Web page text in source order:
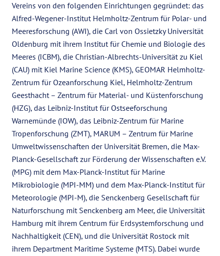
Vereins von den folgenden Einrichtungen gegründet: das
Alfred-Wegener-Institut Helmholtz-Zentrum für Polar- und
Meeresforschung (AWI), die Carl von Ossietzky Universität
Oldenburg mit ihrem Institut für Chemie und Biologie des
Meeres (ICBM), die Christian-Albrechts-Universität zu Kiel
(CAU) mit Kiel Marine Science (KMS), GEOMAR Helmholtz-
Zentrum für Ozeanforschung Kiel, Helmholtz-Zentrum
Geesthacht – Zentrum für Material- und Küstenforschung
(HZG), das Leibniz-Institut für Ostseeforschung
Warnemünde (IOW), das Leibniz-Zentrum für Marine
Tropenforschung (ZMT), MARUM – Zentrum für Marine
Umweltwissenschaften der Universität Bremen, die Max-
Planck-Gesellschaft zur Förderung der Wissenschaften e.V.
(MPG) mit dem Max-Planck-Institut für Marine
Mikrobiologie (MPI-MM) und dem Max-Planck-Institut für
Meteorologie (MPI-M), die Senckenberg Gesellschaft für
Naturforschung mit Senckenberg am Meer, die Universität
Hamburg mit ihrem Centrum für Erdsystemforschung und
Nachhaltigkeit (CEN), und die Universität Rostock mit
ihrem Department Maritime Systeme (MTS). Dabei wurde